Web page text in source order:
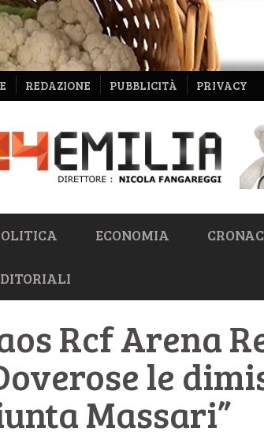
REDAZIONE PUBBLICITÀ PRIVACY
ECONOMIA
Rcf Arena
le
Massari”